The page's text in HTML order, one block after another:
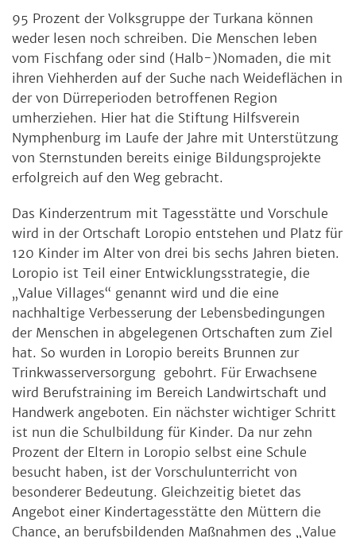
95 Prozent der Volksgruppe der Turkana können
weder lesen noch schreiben. Die Menschen leben
vom Fischfang oder sind (Halb-)Nomaden, die mit
ihren Viehherden auf der Suche nach Weideflächen in
der von Dürreperioden betroffenen Region
umherziehen. Hier hat die Stiftung Hilfsverein
Nymphenburg im Laufe der Jahre mit Unterstützung
von Sternstunden bereits einige Bildungsprojekte
erfolgreich auf den Weg gebracht.
Das Kinderzentrum mit Tagesstätte und Vorschule
wird in der Ortschaft Loropio entstehen und Platz für
120 Kinder im Alter von drei bis sechs Jahren bieten.
Loropio ist Teil einer Entwicklungsstrategie, die
„Value Villages“ genannt wird und die eine
nachhaltige Verbesserung der Lebensbedingungen
der Menschen in abgelegenen Ortschaften zum Ziel
hat. So wurden in Loropio bereits Brunnen zur
Trinkwasserversorgung gebohrt. Für Erwachsene
wird Berufstraining im Bereich Landwirtschaft und
Handwerk angeboten. Ein nächster wichtiger Schritt
ist nun die Schulbildung für Kinder. Da nur zehn
Prozent der Eltern in Loropio selbst eine Schule
besucht haben, ist der Vorschulunterricht von
besonderer Bedeutung. Gleichzeitig bietet das
Angebot einer Kindertagesstätte den Müttern die
Chance, an berufsbildenden Maßnahmen des „Value